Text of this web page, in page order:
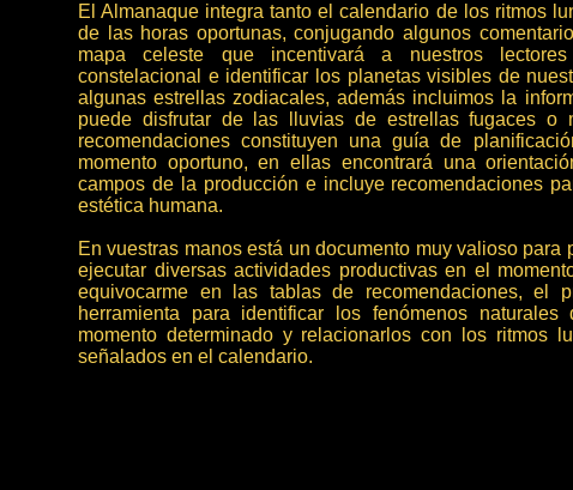
El Almanaque integra tanto el calendario de los ritmos
de las horas oportunas, conjugando algunos
mapa celeste que incentivará a nuestros
constelacional e identificar los planetas visibles de
algunas estrellas zodiacales, además incluimos la
puede disfrutar de las lluvias de estrellas fugaces o
recomendaciones constituyen una guía de
momento oportuno, en ellas encontrará una
campos de la producción e incluye recomendaciones
estética humana.
En vuestras manos está un documento muy valioso para
ejecutar diversas actividades productivas en el
equivocarme en las tablas de recomendaciones, el
herramienta para identificar los fenómenos
momento determinado y relacionarlos con los ritmos
señalados en el calendario.